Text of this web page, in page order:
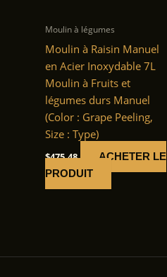
Moulin à légumes
Moulin à Raisin Manuel
en Acier Inoxydable 7L
Moulin à Fruits et
légumes durs Manuel
(Color : Grape Peeling,
Size : Type)
$475.48
ACHETER LE
PRODUIT